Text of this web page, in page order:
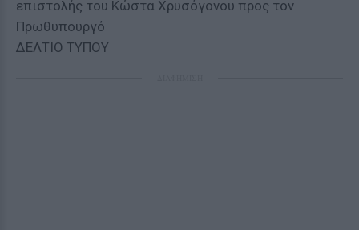
επιστολής του Κώστα Χρυσόγονου προς τον
Πρωθυπουργό
ΔΕΛΤΙΟ ΤΥΠΟΥ